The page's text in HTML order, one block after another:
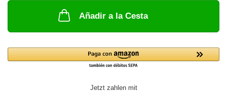
Añadir a la Cesta
Jetzt zahlen mit